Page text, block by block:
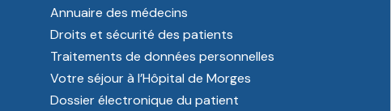
Annuaire des médecins
Droits et sécurité des patients
Traitements de données personnelles
Votre séjour à l’Hôpital de Morges
Dossier électronique du patient